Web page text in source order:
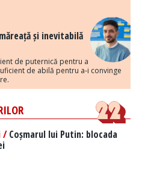
și inevitabilă
de puternică pentru a
de abilă pentru a-i convinge
/Coșmarul lui Putin: blocada